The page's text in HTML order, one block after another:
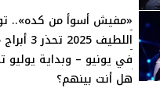
«مفيش أسوأ من كده»..
اللطيف
في يونيو – وبداية يوليو
هل أنت بينهم؟